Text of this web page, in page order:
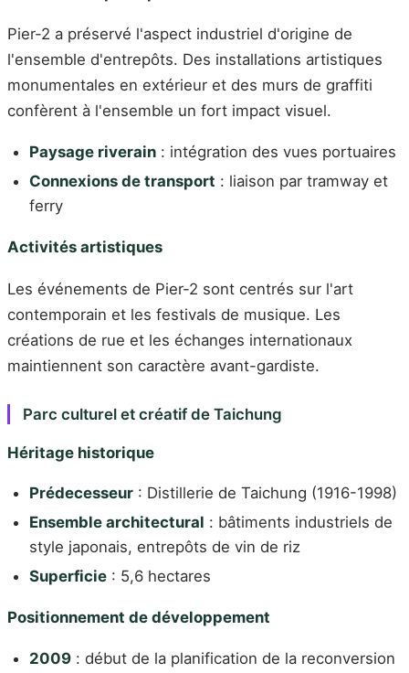
Pier-2 a préservé l'aspect industriel d'origine de
l'ensemble d'entrepôts. Des installations artistiques
monumentales en extérieur et des murs de graffiti
confèrent à l'ensemble un fort impact visuel.
Paysage riverain : intégration des vues portuaires
Connexions de transport : liaison par tramway et
ferry
Activités artistiques
Les événements de Pier-2 sont centrés sur l'art
contemporain et les festivals de musique. Les
créations de rue et les échanges internationaux
maintiennent son caractère avant-gardiste.
Parc culturel et créatif de Taichung
Héritage historique
Prédecesseur : Distillerie de Taichung (1916-1998)
Ensemble architectural : bâtiments industriels de
style japonais, entrepôts de vin de riz
Superficie : 5,6 hectares
Positionnement de développement
2009 : début de la planification de la reconversion